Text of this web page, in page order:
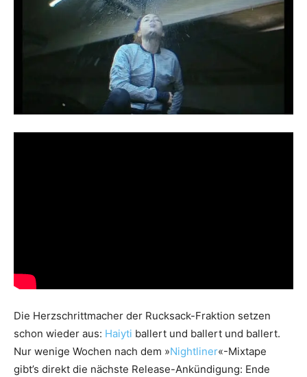
Die Herzschrittmacher der Rucksack-Fraktion setzen
schon wieder aus: Haiyti ballert und ballert und ballert.
Nur wenige Wochen nach dem »Nightliner«-Mixtape
gibt’s direkt die nächste Release-Ankündigung: Ende